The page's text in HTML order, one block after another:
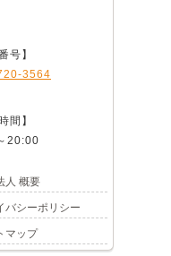
号】
3564
間】
20:00
人 概要
バシーポリシー
マップ